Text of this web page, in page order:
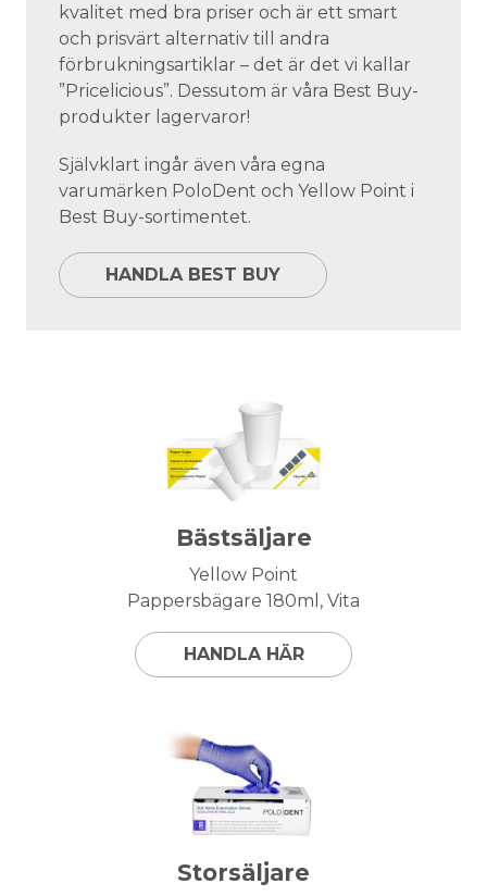
kvalitet med bra priser och är ett smart
och prisvärt alternativ till andra
förbrukningsartiklar – det är det vi kallar
”Pricelicious”. Dessutom är våra Best Buy-
produkter lagervaror!
Självklart ingår även våra egna
varumärken PoloDent och Yellow Point i
Best Buy-sortimentet.
HANDLA BEST BUY
Bästsäljare
Yellow Point
Pappersbägare 180ml, Vita
HANDLA HÄR
Storsäljare